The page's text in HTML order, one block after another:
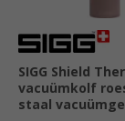
SIGG Shield
vacuümkolf
staal